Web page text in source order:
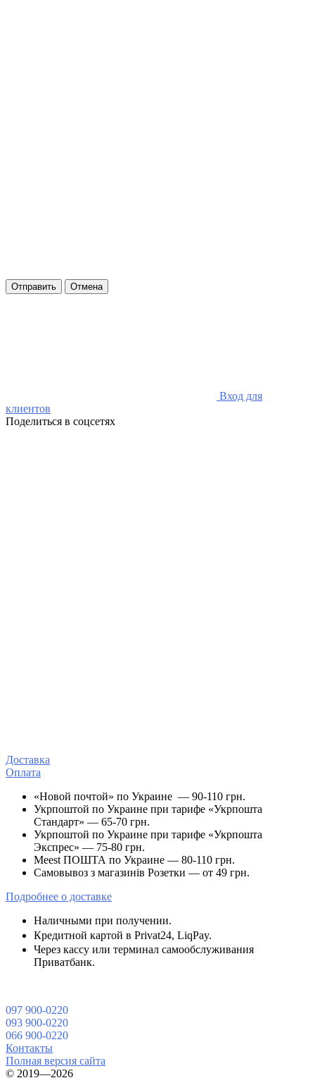
Отправить Отмена
Вход для
клиентов
Поделиться в соцсетях
Доставка
Оплата
«Новой почтой» по Украине — 90-110 грн.
Укрпоштой по Украине при тарифе «Укрпошта
Стандарт» — 65-70 грн.
Укрпоштой по Украине при тарифе «Укрпошта
Экспрес» — 75-80 грн.
Meest ПОШТА по Украине — 80-110 грн.
Самовывоз з магазинів Розетки — от 49 грн.
Подробнее о доставке
Наличными при получении.
Кредитной картой в Privat24, LiqPay.
Через кассу или терминал самообслуживания
Приватбанк.
097 900-0220
093 900-0220
066 900-0220
Контакты
Полная версия сайта
© 2019—2026